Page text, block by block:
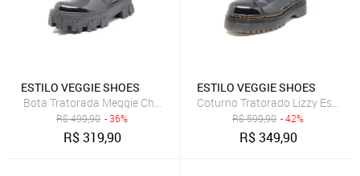
ESTILO VEGGIE SHOES
Bota Tratorada Meggie Chelsea Estilo Veggie Verniz Preto
R$499,90 - 36%
R$319,90
ESTILO VEGGIE SHOES
Coturno Tratorado Lizzy Estilo
R$599,90 - 42%
R$349,90